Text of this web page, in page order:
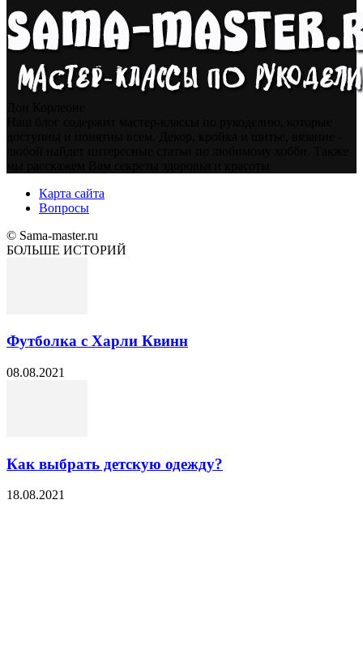
Карта сайта
Вопросы
© Sama-master.ru
БОЛЬШЕ ИСТОРИЙ
Футболка с Харли Квинн
08.08.2021
Как выбрать детскую одежду?
18.08.2021